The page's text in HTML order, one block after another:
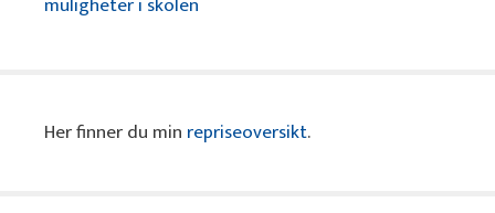
Her finner du min repriseoversikt.